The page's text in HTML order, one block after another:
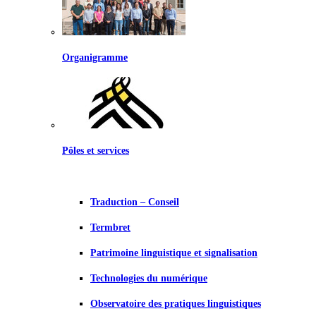
Organigramme
Pôles et services
Traduction – Conseil
Termbret
Patrimoine linguistique et signalisation
Technologies du numérique
Observatoire des pratiques linguistiques